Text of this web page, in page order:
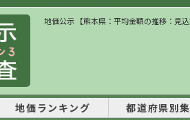
地価公示 【熊本県：平均金額の推移：見
地価ランキング 都道府県別